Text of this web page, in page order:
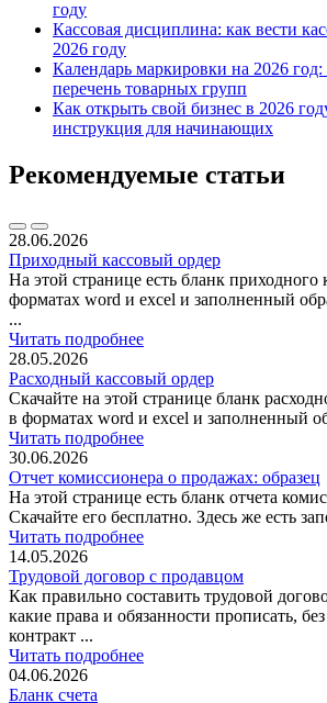
году
Кассовая дисциплина: как вести
2026 году
Календарь маркировки на 2026
перечень товарных групп
Как открыть свой бизнес в 2026
инструкция для начинающих
Рекомендуемые статьи
28.06.2026
Приходный кассовый ордер
На этой странице есть бланк приходного
форматах word и excel и заполненный
...
Читать подробнее
28.05.2026
Расходный кассовый ордер
Скачайте на этой странице бланк
в форматах word и excel и заполненный
Читать подробнее
30.06.2026
Отчет комиссионера о продажах: образец
На этой странице есть бланк отчета
Скачайте его бесплатно. Здесь же есть
Читать подробнее
14.05.2026
Трудовой договор с продавцом
Как правильно составить трудовой
какие права и обязанности прописать,
контракт ...
Читать подробнее
04.06.2026
Бланк счета